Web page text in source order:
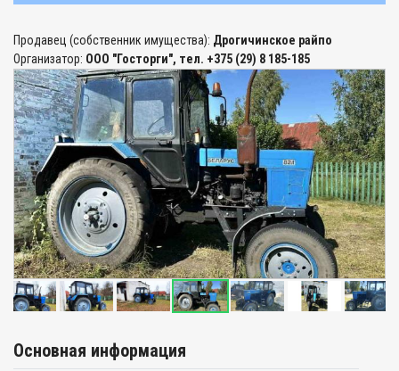
Продавец (собственник имущества): Дрогичинское райпо
Организатор: ООО "Госторги", тел. +375 (29) 8 185-185
Основная информация